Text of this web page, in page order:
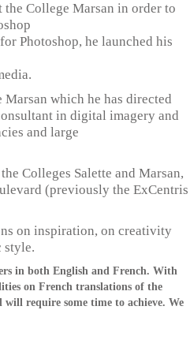
College Marsan in order to
Photoshop, he launched his
which he has directed
in digital imagery and
and large
Colleges Salette and Marsan,
(previously the ExCentris
on inspiration, on creativity
style.
in both English and French. With
on French translations of the
will require some time to achieve. We